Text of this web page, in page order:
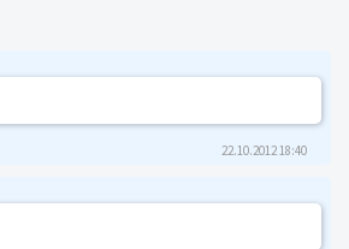
22.10.2012 18:40